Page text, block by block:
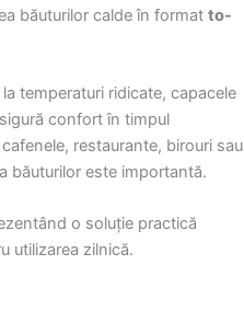
băuturilor calde în format to-
temperaturi ridicate, capacele
confort în timpul
restaurante, birouri sau
băuturilor este importantă.
o soluție practică
utilizarea zilnică.